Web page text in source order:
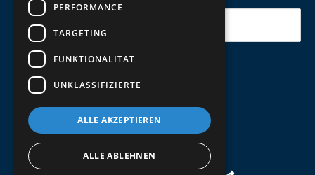
Deine Email
Abschicken
PERFORMANCE
TARGETING
FUNKTIONALITÄT
UNKLASSIFIZIERTE
ALLE AKZEPTIEREN
ALLE ABLEHNEN